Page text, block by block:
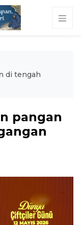
di tengah
pangan